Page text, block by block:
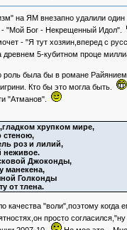
на ЯМ внезапно удалили один
"Мой Бог - Некрещенный Идол".
- "Я тут хозяин,вперед с
древнем 5-кубитном проце
роль была бы в романе
Кто бы это могла быть.
"Атманов".
хрупком мире,
стеною,
роз и лилий,
неживое.
Джоконды,
манекена,
Голконды
от тлена.
качества "воли",поэтому
просто